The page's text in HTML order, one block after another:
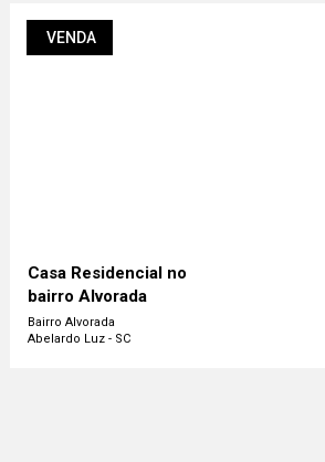
VENDA
Casa Residencial no
bairro Alvorada
Bairro Alvorada
Abelardo Luz - SC